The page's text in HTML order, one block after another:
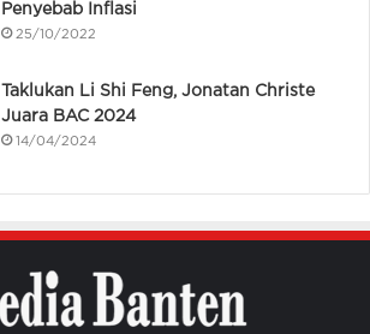
Penyebab Inflasi
25/10/2022
Taklukan Li Shi Feng, Jonatan Christe
Juara BAC 2024
14/04/2024